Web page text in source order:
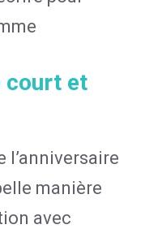
court et
l’anniversaire
manière
avec